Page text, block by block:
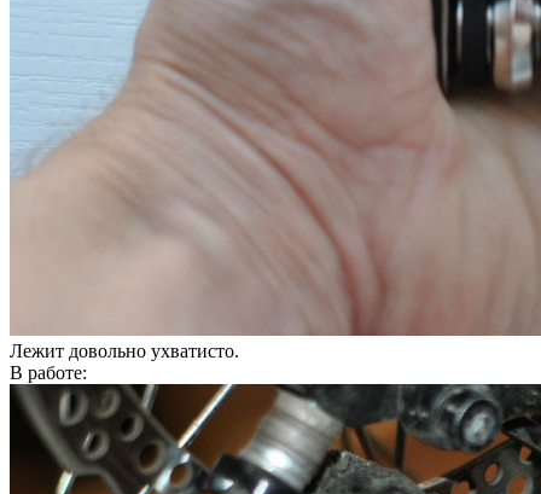
Лежит довольно ухватисто.
В работе: